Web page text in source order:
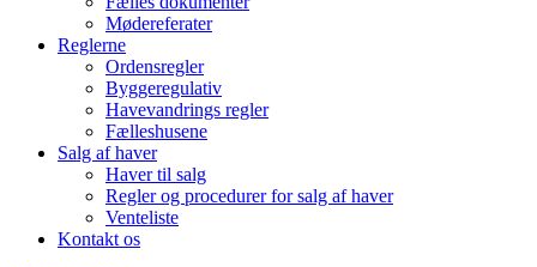
Mødereferater
Reglerne
Ordensregler
Byggeregulativ
Havevandrings regler
Fælleshusene
Salg af haver
Haver til salg
Regler og procedurer for salg af haver
Venteliste
Kontakt os